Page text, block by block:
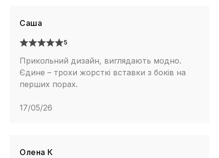
Саша
5
Прикольний дизайн, виглядають модно.
Єдине – трохи жорсткі вставки з боків на
перших порах.
17/05/26
Олена К